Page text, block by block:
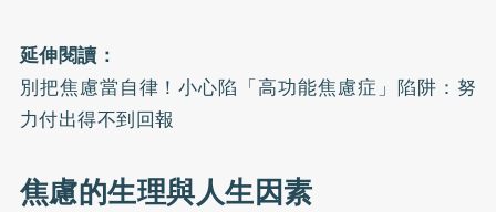
延伸閱讀：
別把焦慮當自律！小心陷「高功能焦慮症」陷阱：努
力付出得不到回報
焦慮的生理與人生因素